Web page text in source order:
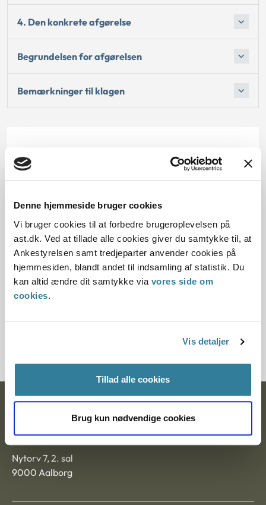
Denne hjemmeside bruger cookies
Vi bruger cookies til at forbedre brugeroplevelsen på
ast.dk. Ved at tillade alle cookies giver du samtykke til, at
Ankestyrelsen samt tredjeparter anvender cookies på
hjemmesiden, blandt andet til indsamling af statistik. Du
kan altid ændre dit samtykke via vores side om
cookies.
Vis detaljer
Tillad alle cookies
Brug kun nødvendige cookies
4. Den konkrete afgørelse
Begrundelsen for afgørelsen
Bemærkninger til klagen
Dato for underskrift
03.03.2014
Offentliggørelsesdato
04.03.2014
Paragraf
§ 17a § 17
Ankestyrelsen
Postadresse:
Nytorv 7, 2. sal
9000 Aalborg